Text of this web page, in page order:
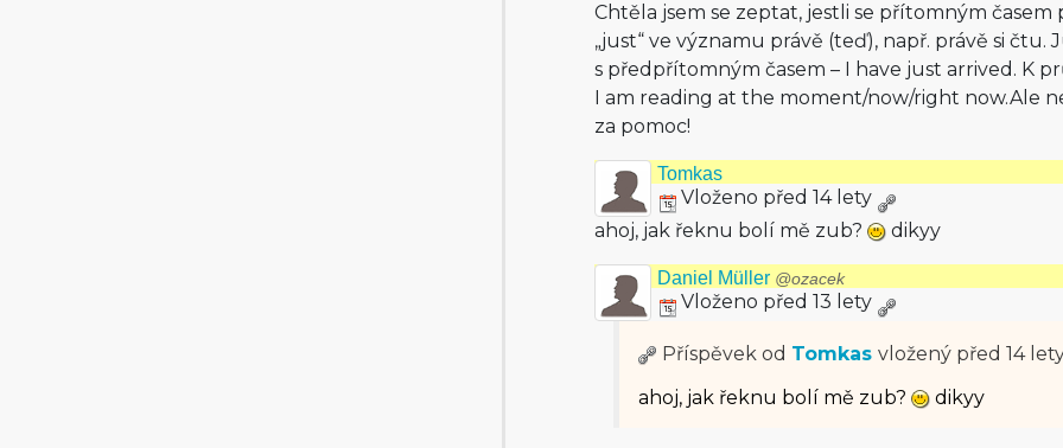
Chtěla jsem se zeptat, jestli se přítomným
„just“ ve významu právě (teď), např. právě si čtu.
s předpřítomným časem – I have just arrived. K
I am reading at the moment/now/right now.Ale
za pomoc!
Tomkas
Vloženo před 14 lety
ahoj, jak řeknu bolí mě zub?
dikyy
Daniel Müller @ozacek
Vloženo před 13 lety
Příspěvek od Tomkas vložený před 14
ahoj, jak řeknu bolí mě zub?
dikyy